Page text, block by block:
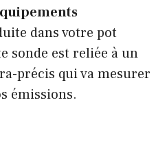
dans votre pot
sonde est reliée à un
précis qui va mesurer
émissions.